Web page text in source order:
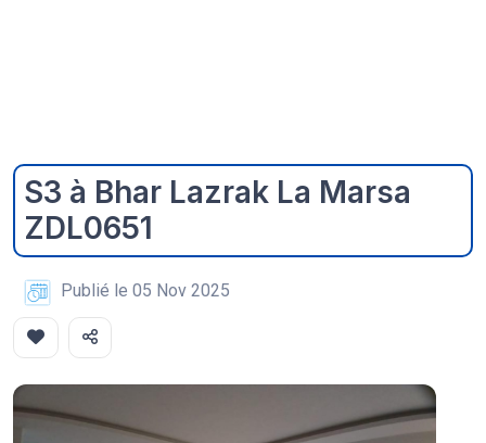
S3 à Bhar Lazrak La Marsa
ZDL0651
Publié le 05 Nov 2025